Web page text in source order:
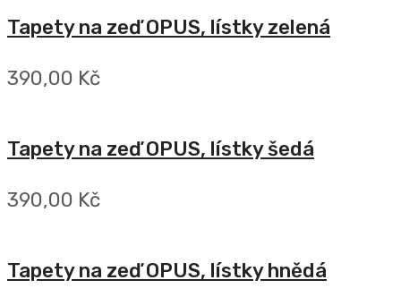
Tapety na zeď OPUS, lístky zelená
390,00 Kč
Tapety na zeď OPUS, lístky šedá
390,00 Kč
Tapety na zeď OPUS, lístky hnědá